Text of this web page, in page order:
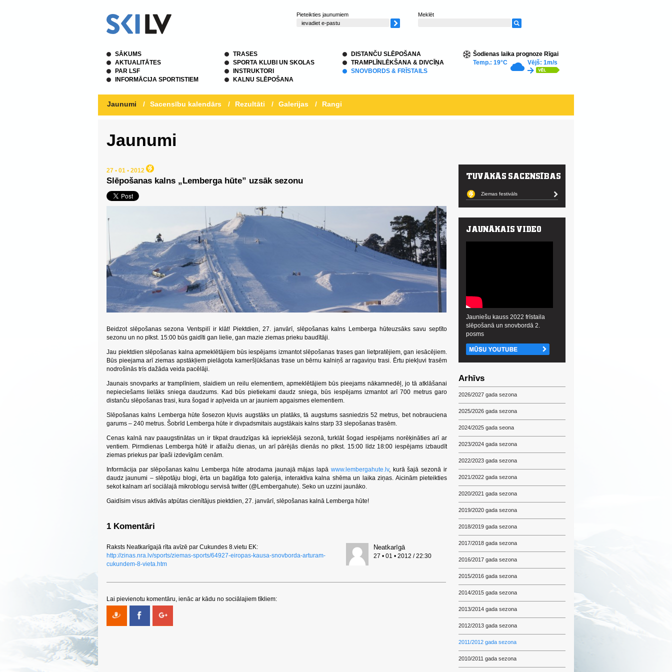
Pieteikties jaunumiem Meklēt
SĀKUMS
AKTUALITĀTES
PAR LSF
INFORMĀCIJA SPORTISTIEM
TRASES
SPORTA KLUBI UN SKOLAS
INSTRUKTORI
KALNU SLĒPOŠANA
DISTANČU SLĒPOŠANA
TRAMPLĪNLĒKŠANA & DIVCĪŅA
SNOVBORDS & FRĪSTAILS
Šodienas laika prognoze Rīgai
Temp.: 19°C
Vējš: 1m/s
Jaunumi / Sacensību kalendārs / Rezultāti / Galerijas / Rangi
Jaunumi
27 • 01 • 2012
Slēpošanas kalns „Lemberga hūte” uzsāk sezonu
Beidzot slēpošanas sezona Ventspilī ir klāt! Piektdien, 27. janvārī, slēpošanas kalns Lemberga hūteuzsāks savu septīto
sezonu un no plkst. 15:00 būs gaidīti gan lielie, gan mazie ziemas prieku baudītāji.
Jau piektdien slēpošanas kalna apmeklētājiem būs iespējams izmantot slēpošanas trases gan lietpratējiem, gan iesācējiem.
Būs pieejama arī ziemas apstākļiem pielāgota kameršļūkšanas trase un bērnu kalniņš ar ragaviņu trasi. Ērtu piekļuvi trasēm
nodrošinās trīs dažāda veida pacēlāji.
Jaunais snovparks ar tramplīniem, slaidiem un reilu elementiem, apmeklētājiem būs pieejams nākamnedēļ, jo tā atklāšanai
nepieciešams lielāks sniega daudzums. Kad būs pietiekami daudz sniega, būs iespējams izmantot arī 700 metrus garo
distanču slēpošanas trasi, kura šogad ir apļveida un ar jauniem apgaismes elementiem.
Slēpošanas kalns Lemberga hūte šosezon kļuvis augstāks un platāks, tā augstums sasniedzis 52 metrus, bet nobrauciena
garums – 240 metrus. Šobrīd Lemberga hūte ir divpadsmitais augstākais kalns starp 33 slepošanas trasēm.
Cenas kalnā nav paaugstinātas un ir tikpat draudzīgas kā iepriekšējā sezonā, turklāt šogad iespējams norēķināties arī ar
ventiem. Pirmdienas Lemberga hūtē ir atlaižu dienas, un arī pārējās dienās no plkst. 15:00 līdz 18:00 iespējams izbaudīt
ziemas priekus par īpaši izdevīgām cenām.
Informācija par slēpošanas kalnu Lemberga hūte atrodama jaunajā mājas lapā www.lembergahute.lv, kurā šajā sezonā ir
daudz jaunumi – slēpotāju blogi, ērta un bagātīga foto galerija, interaktīva kalna shēma un laika ziņas. Aicinām pieteikties
sekot kalnam arī sociālajā mikroblogu servisā twitter (@Lembergahute). Seko un uzzini jaunāko.
Gaidīsim visus aktīvās atpūtas cienītājus piektdien, 27. janvārī, slēpošanas kalnā Lemberga hūte!
1 Komentāri
Raksts Neatkarīgajā rīta avīzē par Cukundes 8.vietu EK:
http://zinas.nra.lv/sports/ziemas-sports/64927-eiropas-kausa-snovborda-arturam-
cukundem-8-vieta.htm
Neatkarīgā
27 • 01 • 2012 / 22:30
Lai pievienotu komentāru, ienāc ar kādu no sociālajiem tīkliem:
Ziemas festivāls
Jauniešu kauss 2022 frīstaila
slēpošanā un snovbordā 2.
posms
Arhīvs
2026/2027 gada sezona
2025/2026 gada sezona
2024/2025 gada seona
2023/2024 gada sezona
2022/2023 gada sezona
2021/2022 gada sezona
2020/2021 gada sezona
2019/2020 gada sezona
2018/2019 gada sezona
2017/2018 gada sezona
2016/2017 gada sezona
2015/2016 gada sezona
2014/2015 gada sezona
2013/2014 gada sezona
2012/2013 gada sezona
2011/2012 gada sezona
2010/2011 gada sezona